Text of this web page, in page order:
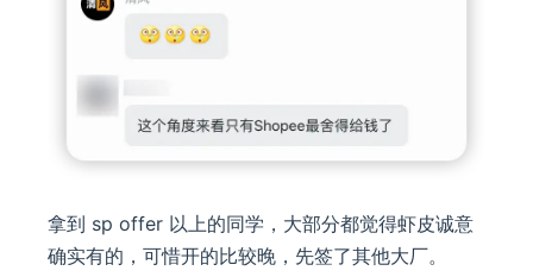
拿到 sp offer 以上的同学，大部分都觉得虾皮诚意
确实有的，可惜开的比较晚，先签了其他大厂。